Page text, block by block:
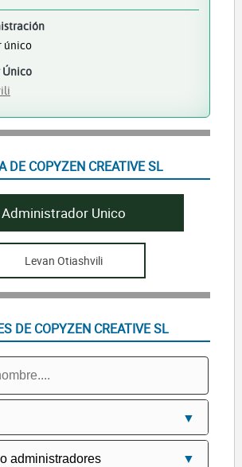
único
DE COPYZEN CREATIVE SL
Administrador Unico
Levan Otiashvili
DE COPYZEN CREATIVE SL